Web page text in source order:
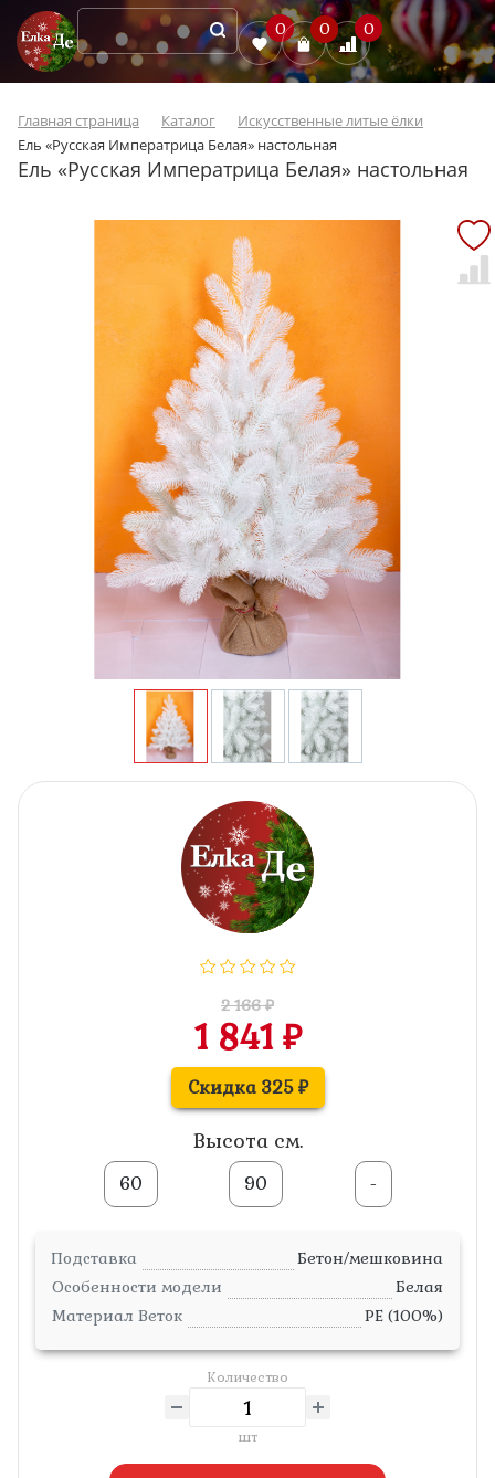
0 0 0
Главная страница Каталог
Искусственные литые ёлки
Ель «Русская Императрица Белая» настольная
Ель «Русская Императрица Белая» настольная
2 166 ₽
1 841 ₽
Скидка 325 ₽
Высота см.
60 90 -
Подставка
Бетон/мешковина
Особенности модели
Белая
Материал Веток
PE (100%)
Количество
шт